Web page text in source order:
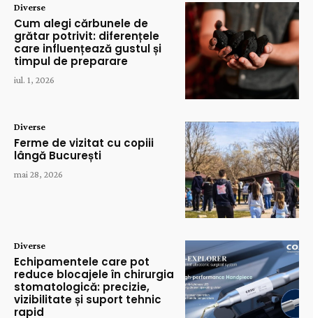
Diverse
Cum alegi cărbunele de
grătar potrivit: diferențele
care influențează gustul și
timpul de preparare
iul. 1, 2026
Diverse
Ferme de vizitat cu copiii
lângă București
mai 28, 2026
Diverse
Echipamentele care pot
reduce blocajele în chirurgia
stomatologică: precizie,
vizibilitate și suport tehnic
rapid